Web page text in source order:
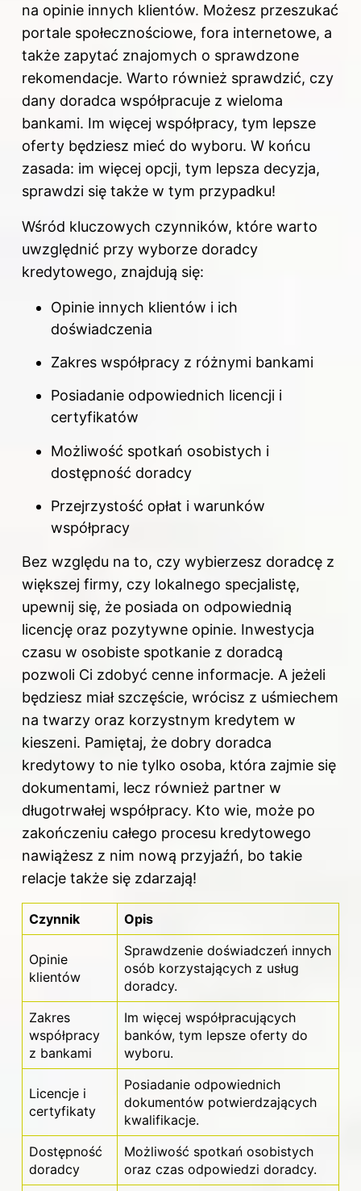
na opinie innych klientów. Możesz przeszukać
portale społecznościowe, fora internetowe, a
także zapytać znajomych o sprawdzone
rekomendacje. Warto również sprawdzić, czy
dany doradca współpracuje z wieloma
bankami. Im więcej współpracy, tym lepsze
oferty będziesz mieć do wyboru. W końcu
zasada: im więcej opcji, tym lepsza decyzja,
sprawdzi się także w tym przypadku!
Wśród kluczowych czynników, które warto
uwzględnić przy wyborze doradcy
kredytowego, znajdują się:
Opinie innych klientów i ich
doświadczenia
Zakres współpracy z różnymi bankami
Posiadanie odpowiednich licencji i
certyfikatów
Możliwość spotkań osobistych i
dostępność doradcy
Przejrzystość opłat i warunków
współpracy
Bez względu na to, czy wybierzesz doradcę z
większej firmy, czy lokalnego specjalistę,
upewnij się, że posiada on odpowiednią
licencję oraz pozytywne opinie. Inwestycja
czasu w osobiste spotkanie z doradcą
pozwoli Ci zdobyć cenne informacje. A jeżeli
będziesz miał szczęście, wrócisz z uśmiechem
na twarzy oraz korzystnym kredytem w
kieszeni. Pamiętaj, że dobry doradca
kredytowy to nie tylko osoba, która zajmie się
dokumentami, lecz również partner w
długotrwałej współpracy. Kto wie, może po
zakończeniu całego procesu kredytowego
nawiążesz z nim nową przyjaźń, bo takie
relacje także się zdarzają!
Czynnik Opis
Opinie
klientów
Sprawdzenie doświadczeń innych
osób korzystających z usług
doradcy.
Zakres
współpracy
z bankami
Im więcej współpracujących
banków, tym lepsze oferty do
wyboru.
Licencje i
certyfikaty
Posiadanie odpowiednich
dokumentów potwierdzających
kwalifikacje.
Dostępność
doradcy
Możliwość spotkań osobistych
oraz czas odpowiedzi doradcy.